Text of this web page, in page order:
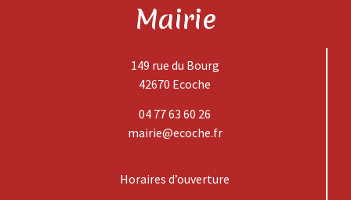
Mairie
149 rue du Bourg
42670 Ecoche
04 77 63 60 26
mairie@ecoche.fr
Horaires d’ouverture